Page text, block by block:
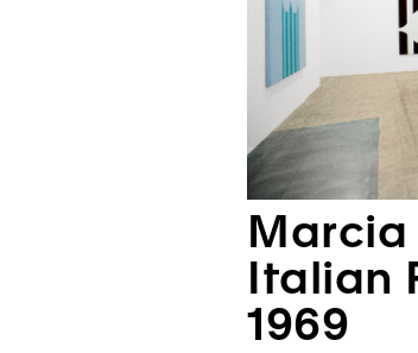
Italian
1969